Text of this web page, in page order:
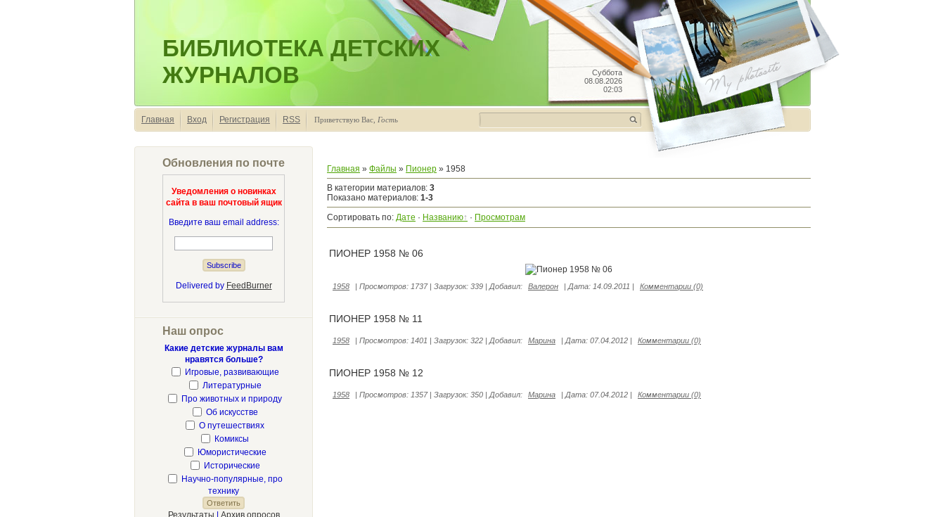
Суббота
08.08.2026
02:03
БИБЛИОТЕКА ДЕТСКИХ
ЖУРНАЛОВ
Главная Вход Регистрация RSS Приветствую Вас Гость
Обновления по почте
Уведомления о новинках
сайта в ваш почтовый ящик
Введите ваш email address:
Delivered by FeedBurner
Наш опрос
Какие детские журналы вам
нравятся больше?
Игровые, развивающие
Литературные
Про животных и природу
Об искусстве
О путешествиях
Комиксы
Юмористические
Исторические
Научно-популярные, про
технику
Результаты
Архив опросов
Главная » Файлы » Пионер » 1958
В категории материалов: 3
Показано материалов: 1-3
Сортировать по: Дате · Названию · Просмотрам
ПИОНЕР 1958 № 06
1958 | Просмотров: 1737| Загрузок: 339 | Добавил: Валерон | Дата: 14.09.2011 | Комментарии (0)
ПИОНЕР 1958 № 11
1958 | Просмотров: 1401 | Загрузок: 322 | Добавил: Марина | Дата: 07.04.2012 | Комментарии (0)
ПИОНЕР 1958 № 12
1958 | Просмотров: 1357| Загрузок: 350 | Добавил: Марина | Дата: 07.04.2012 | Комментарии (0)